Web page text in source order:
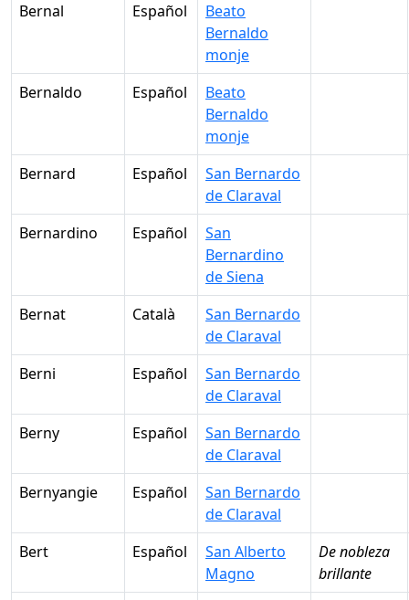
Bernal Español
Beato
Bernaldo
monje
Bernaldo
Español
Beato
Bernaldo
monje
Bernard
Español
San Bernardo
de Claraval
Bernardino
Español
San
Bernardino
de Siena
Bernat
Català
San Bernardo
de Claraval
Berni
Español
San Bernardo
de Claraval
Berny
Español
San Bernardo
de Claraval
Bernyangie
Español
San Bernardo
de Claraval
Bert
Español
San Alberto
Magno
De nobleza
brillante